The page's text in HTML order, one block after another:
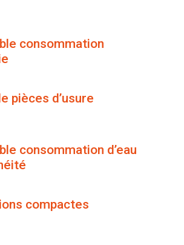
consommation
pièces d’usure
consommation d’eau
compactes